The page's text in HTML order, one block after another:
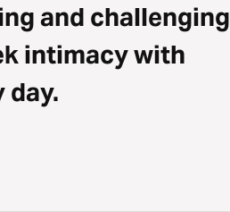
and challenging
intimacy with
day.